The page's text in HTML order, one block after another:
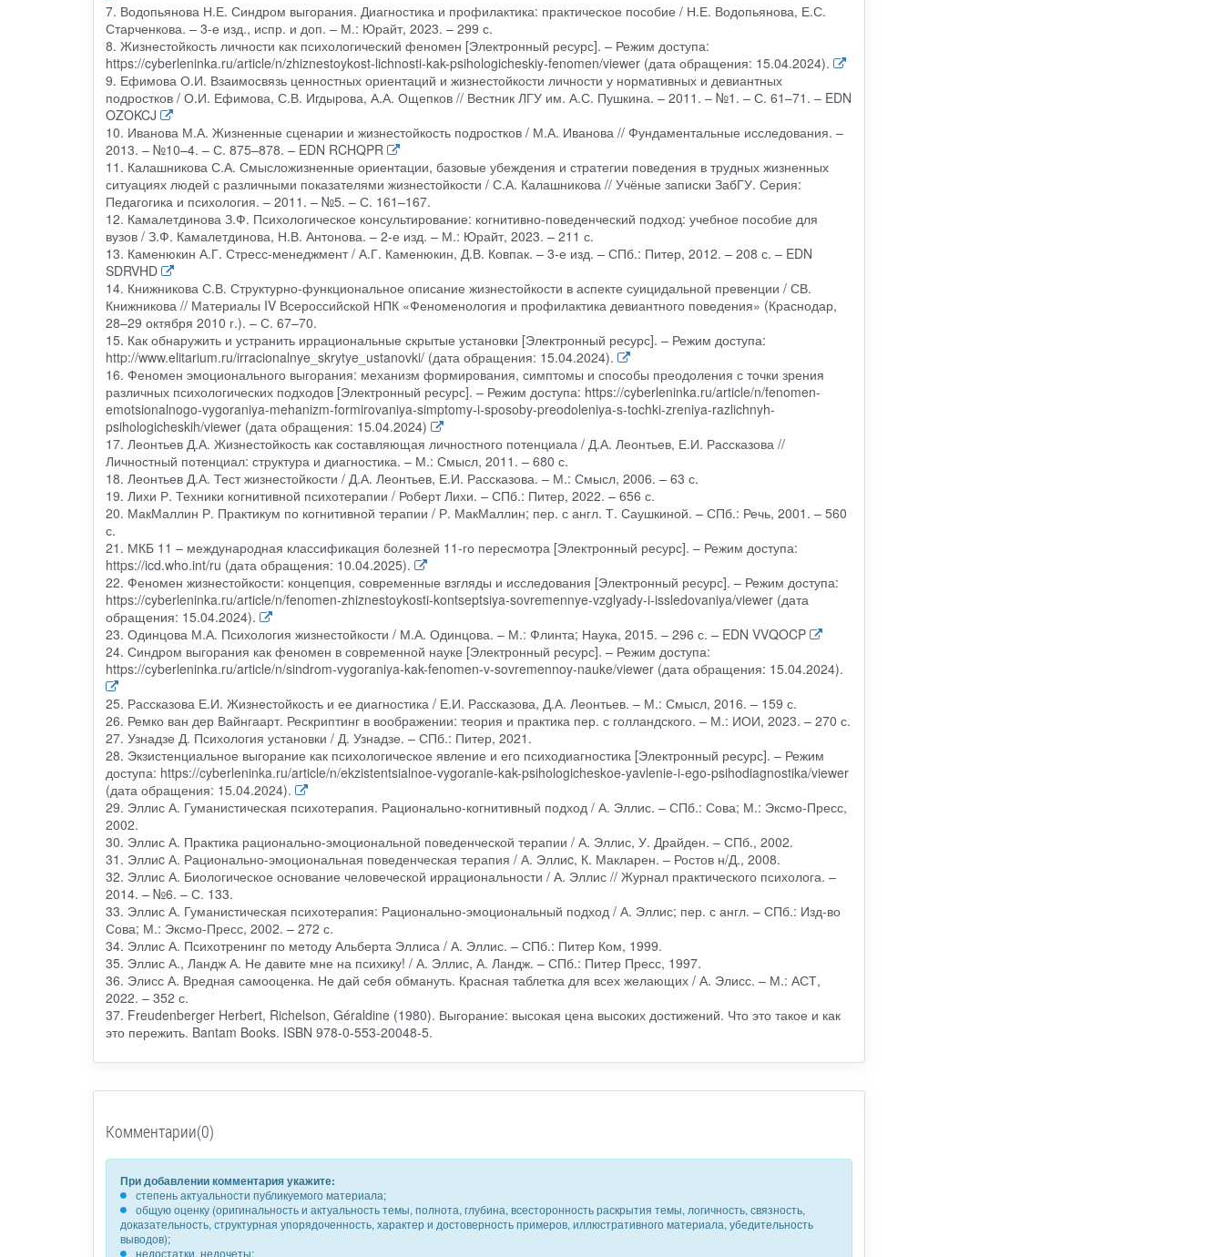
7. Водопьянова Н.Е. Синдром выгорания. Диагностика и профилактика: практическое пособие / Н.Е. Водопьянова, Е.С.
Старченкова. – 3-е изд., испр. и доп. – М.: Юрайт, 2023. – 299 с.
8. Жизнестойкость личности как психологический феномен [Электронный ресурс]. – Режим доступа:
https://cyberleninka.ru/article/n/zhiznestoykost-lichnosti-kak-psihologicheskiy-fenomen/viewer (дата обращения: 15.04.2024).
9. Ефимова О.И. Взаимосвязь ценностных ориентаций и жизнестойкости личности у нормативных и девиантных
подростков / О.И. Ефимова, С.В. Игдырова, А.А. Ощепков // Вестник ЛГУ им. А.С. Пушкина. – 2011. – №1. – С. 61–71. – EDN
OZOKCJ
10. Иванова М.А. Жизненные сценарии и жизнестойкость подростков / М.А. Иванова // Фундаментальные исследования. –
2013. – №10–4. – С. 875–878. – EDN RCHQPR
11. Калашникова С.А. Смысложизненные ориентации, базовые убеждения и стратегии поведения в трудных жизненных
ситуациях людей с различными показателями жизнестойкости / С.А. Калашникова // Учёные записки ЗабГУ. Серия:
Педагогика и психология. – 2011. – №5. – С. 161–167.
12. Камалетдинова З.Ф. Психологическое консультирование: когнитивно-поведенческий подход: учебное пособие для
вузов / З.Ф. Камалетдинова, Н.В. Антонова. – 2-е изд. – М.: Юрайт, 2023. – 211 с.
13. Каменюкин А.Г. Стресс-менеджмент / А.Г. Каменюкин, Д.В. Ковпак. – 3-е изд. – СПб.: Питер, 2012. – 208 с. – EDN
SDRVHD
14. Книжникова С.В. Структурно-функциональное описание жизнестойкости в аспекте суицидальной превенции / СВ.
Книжникова // Материалы IV Всероссийской НПК «Феноменология и профилактика девиантного поведения» (Краснодар,
28–29 октября 2010 г.). – С. 67–70.
15. Как обнаружить и устранить иррациональные скрытые установки [Электронный ресурс]. – Режим доступа:
http://www.elitarium.ru/irracionalnye_skrytye_ustanovki/ (дата обращения: 15.04.2024).
16. Феномен эмоционального выгорания: механизм формирования, симптомы и способы преодоления с точки зрения
различных психологических подходов [Электронный ресурс]. – Режим доступа: https://cyberleninka.ru/article/n/fenomen-
emotsionalnogo-vygoraniya-mehanizm-formirovaniya-simptomy-i-sposoby-preodoleniya-s-tochki-zreniya-razlichnyh-
psihologicheskih/viewer (дата обращения: 15.04.2024)
17. Леонтьев Д.А. Жизнестойкость как составляющая личностного потенциала / Д.А. Леонтьев, Е.И. Рассказова //
Личностный потенциал: структура и диагностика. – М.: Смысл, 2011. – 680 с.
18. Леонтьев Д.А. Тест жизнестойкости / Д.А. Леонтьев, Е.И. Рассказова. – М.: Смысл, 2006. – 63 с.
19. Лихи Р. Техники когнитивной психотерапии / Роберт Лихи. – СПб.: Питер, 2022. – 656 с.
20. МакМаллин Р. Практикум по когнитивной терапии / Р. МакМаллин; пер. с англ. Т. Саушкиной. – СПб.: Речь, 2001. – 560
с.
21. МКБ 11 – международная классификация болезней 11-го пересмотра [Электронный ресурс]. – Режим доступа:
https://icd.who.int/ru (дата обращения: 10.04.2025).
22. Феномен жизнестойкости: концепция, современные взгляды и исследования [Электронный ресурс]. – Режим доступа:
https://cyberleninka.ru/article/n/fenomen-zhiznestoykosti-kontseptsiya-sovremennye-vzglyady-i-issledovaniya/viewer (дата
обращения: 15.04.2024).
23. Одинцова М.А. Психология жизнестойкости / М.А. Одинцова. – М.: Флинта; Наука, 2015. – 296 с. – EDN VVQOCP
24. Синдром выгорания как феномен в современной науке [Электронный ресурс]. – Режим доступа:
https://cyberleninka.ru/article/n/sindrom-vygoraniya-kak-fenomen-v-sovremennoy-nauke/viewer (дата обращения: 15.04.2024).
25. Рассказова Е.И. Жизнестойкость и ее диагностика / Е.И. Рассказова, Д.А. Леонтьев. – М.: Смысл, 2016. – 159 с.
26. Ремко ван дер Вайнгаарт. Рескриптинг в воображении: теория и практика пер. с голландского. – М.: ИОИ, 2023. – 270 с.
27. Узнадзе Д. Психология установки / Д. Узнадзе. – СПб.: Питер, 2021.
28. Экзистенциальное выгорание как психологическое явление и его психодиагностика [Электронный ресурс]. – Режим
доступа: https://cyberleninka.ru/article/n/ekzistentsialnoe-vygoranie-kak-psihologicheskoe-yavlenie-i-ego-psihodiagnostika/viewer
(дата обращения: 15.04.2024).
29. Эллис А. Гуманистическая психотерапия. Рационально-когнитивный подход / А. Эллис. – СПб.: Сова; М.: Эксмо-Пресс,
2002.
30. Эллис А. Практика рационально-эмоциональной поведенческой терапии / А. Эллис, У. Драйден. – СПб., 2002.
31. Эллиc А. Рационально-эмоциональная поведенческая терапия / А. Эллиc, К. Макларен. – Ростов н/Д., 2008.
32. Эллис А. Биологическое основание человеческой иррациональности / А. Эллис // Журнал практического психолога. –
2014. – №6. – С. 133.
33. Эллис А. Гуманистическая психотерапия: Рационально-эмоциональный подход / А. Эллис; пер. с англ. – СПб.: Изд-во
Сова; М.: Эксмо-Пресс, 2002. – 272 с.
34. Эллис А. Психотренинг по методу Альберта Эллиса / А. Эллис. – СПб.: Питер Ком, 1999.
35. Эллис А., Ландж А. Не давите мне на психику! / А. Эллис, А. Ландж. – СПб.: Питер Пресс, 1997.
36. Элисс А. Вредная самооценка. Не дай себя обмануть. Красная таблетка для всех желающих / А. Элисс. – М.: АСТ,
2022. – 352 с.
37. Freudenberger Herbert, Richelson, Géraldine (1980). Выгорание: высокая цена высоких достижений. Что это такое и как
это пережить. Bantam Books. ISBN 978-0-553-20048-5.
Комментарии(0)
При добавлении комментария укажите:
степень актуальности публикуемого материала;
общую оценку (оригинальность и актуальность темы, полнота, глубина, всесторонность раскрытия темы, логичность, связность,
доказательность, структурная упорядоченность, характер и достоверность примеров, иллюстративного материала, убедительность
выводов);
недостатки, недочеты;